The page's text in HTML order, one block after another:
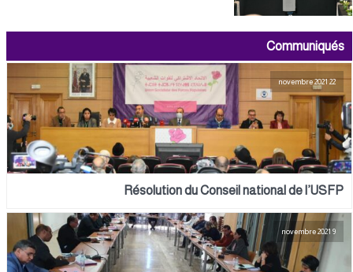
Communiqués
22 novembre 2021
Résolution du Conseil national de l’USFP